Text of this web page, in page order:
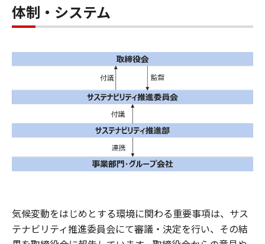
体制・システム
気候変動をはじめとする環境に関わる重要事項は、サス
テナビリティ推進委員会にて審議・決定を行い、その結